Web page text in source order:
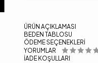
ÜRÜN AÇIKLAMASI
BEDEN TABLOSU
ÖDEME SEÇENEKLERI
YORUMLAR
İADE KOŞULLARI